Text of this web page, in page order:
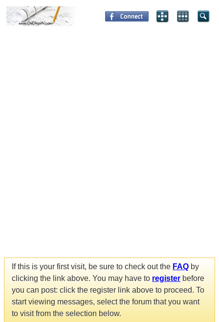
If this is your first visit, be sure to check out the FAQ by
clicking the link above. You may have to register before
you can post: click the register link above to proceed. To
start viewing messages, select the forum that you want
to visit from the selection below.